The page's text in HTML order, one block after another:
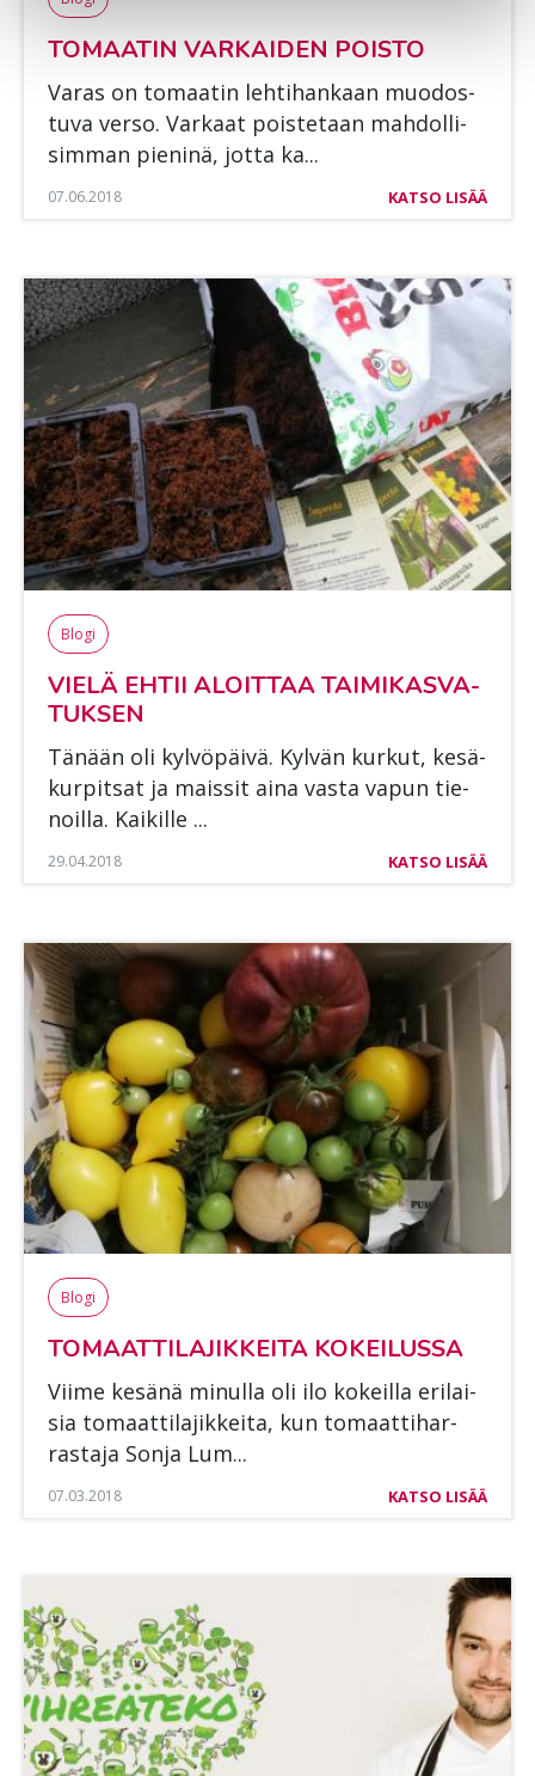
TO­MAA­TIN VAR­KAI­DEN POIS­TO
Va­ras on to­maa­tin leh­ti­han­kaan muo­dos­
tu­va ver­so. Var­kaat pois­te­taan mah­dol­li­
sim­man pie­ni­nä, jot­ta ka...
07.06.2018 KATSO LISÄÄ
Blogi
VIE­LÄ EH­TII ALOIT­TAA TAI­MI­KAS­VA­
TUK­SEN
Tä­nään oli kyl­vö­päi­vä. Kyl­vän kur­kut, ke­sä­
kur­pit­sat ja mais­sit aina vas­ta va­pun tie­
noil­la. Kai­kil­le ...
29.04.2018 KATSO LISÄÄ
Blogi
TO­MAAT­TI­LA­JIK­KEI­TA KO­KEI­LUS­SA
Vii­me ke­sä­nä mi­nul­la oli ilo ko­keil­la eri­lai­
sia to­maat­ti­la­jik­kei­ta, kun to­maat­ti­har­
ras­ta­ja Son­ja Lum...
07.03.2018 KATSO LISÄÄ